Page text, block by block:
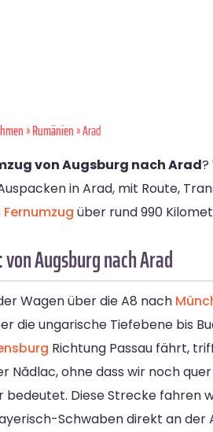
»Rumänien» Arad
von Augsburg nach Arad?
in Arad, mit Route,
Fernumzug über rund 990
Augsburg nach Arad
Wagen über die A8 nach
die ungarische Tiefebene bis
Richtung Passau fährt,
Nădlac, ohne dass wir noch
bedeutet. Diese Strecke fahren
Schwaben direkt an der